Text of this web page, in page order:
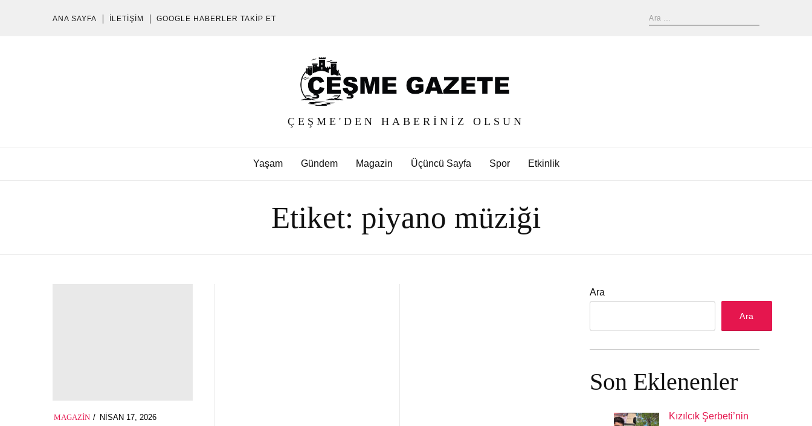
ANA SAYFA İLETIŞIM GOOGLE HABERLER TAKIP ET
ÇEŞME'DEN HABERINIZ OLSUN
Yaşam Gündem Magazin Üçüncü Sayfa Spor Etkinlik
Etiket: piyano müziği
MAGAZIN
POSTED
NISAN 17, 2026
Ara
Ara
Son Eklenenler
Kızılcık Şerbeti’nin